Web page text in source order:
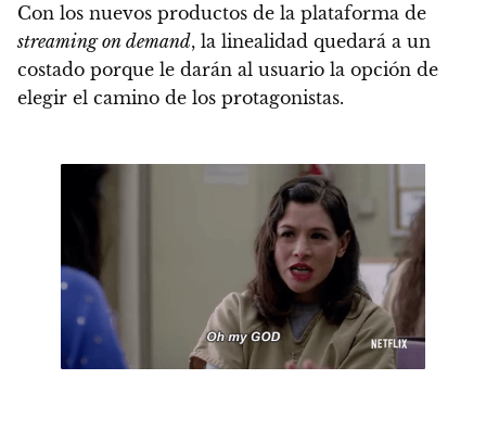
Con los nuevos productos de la plataforma de
streaming on demand, la linealidad quedará a un
costado porque le darán al usuario la opción de
elegir el camino de los protagonistas.